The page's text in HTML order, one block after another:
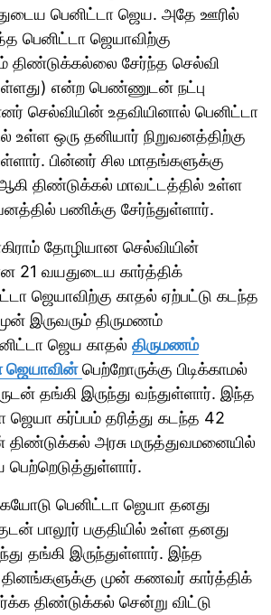
பெனிட்டா ஜெய. அதே ஊரில்
பெனிட்டா ஜெயாவிற்கு
திண்டுக்கல்லை சேர்ந்த செல்வி
என்ற பெண்ணுடன் நட்பு
செல்வியின் உதவியினால் பெனிட்டா
ஒரு தனியார் நிறுவனத்திற்கு
பின்னர் சில மாதங்களுக்கு
ஆகி திண்டுக்கல் மாவட்டத்தில் உள்ள
பணிக்கு சேர்ந்துள்ளார்.
தோழியான செல்வியின்
21 வயதுடைய கார்த்திக்
ஜெயாவிற்கு காதல் ஏற்பட்டு கடந்த
இருவரும் திருமணம்
ஜெய காதல் திருமணம்
ஜெயாவின் பெற்றோருக்கு பிடிக்காமல்
தங்கி இருந்து வந்துள்ளார். இந்த
ஜெயா கர்ப்பம் தரித்து கடந்த 42
திண்டுக்கல் அரசு மருத்துவமனையில்
பெனிட்டா ஜெயா தனது
பாலூர் பகுதியில் உள்ள தனது
தங்கி இருந்துள்ளார். இந்த
முன் கணவர் கார்த்திக்
திண்டுக்கல் சென்று விட்டு